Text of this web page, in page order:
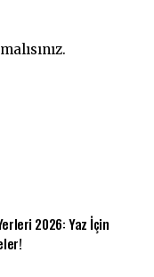
.
2026: Yaz İçin